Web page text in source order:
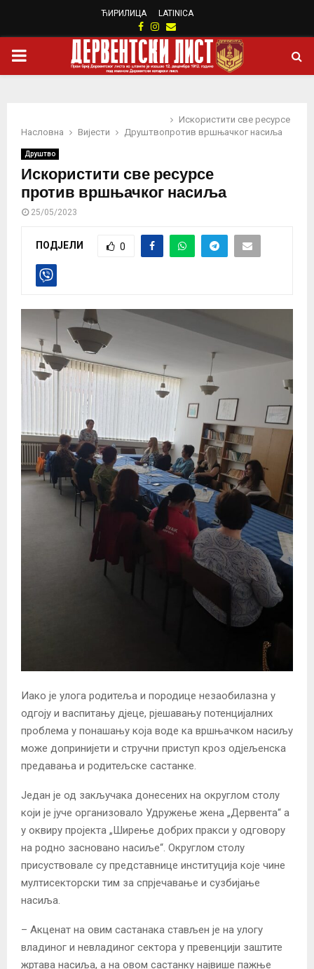
ЋИРИЛИЦА LATINICA
Facebook
Instagram
Email
PRIMARY
Насловна Вијести Друштво
Искористити све ресурсе
против вршњачког насиља
Друштво
Искористити све ресурсе
против вршњачког насиља
25/05/2023
ПОДЈЕЛИ 0
Иако је улога родитеља и породице незаобилазна у
одгоју и васпитању дјеце, рјешавању потенцијалних
проблема у понашању која воде ка вршњачком насиљу
може допринијети и стручни приступ кроз одјељенска
предавања и родитељске састанке.
Један је од закључака донесених на округлом столу
који је јуче организовало Удружење жена „Дервента“ а
у оквиру пројекта „Ширење добрих пракси у одговору
на родно засновано насиље“. Округлом столу
присуствовале су представнице институција које чине
мултисекторски тим за спрјечавање и сузбијање
насиља.
– Акценат на овим састанака стављен је на улогу
владиног и невладиног сектора у превенцији заштите
жртава насиља, а на овом састанку највише пажње